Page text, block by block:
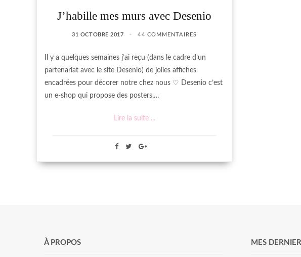
J’habille mes murs avec Desenio
31 OCTOBRE 2017 44 COMMENTAIRES
Il y a quelques semaines j’ai reçu (dans le cadre d’un
partenariat avec le site Desenio) de jolies affiches
encadrées pour décorer notre chez nous ♡ Desenio c’est
un e-shop qui propose des posters,…
Lire la suite ...
À PROPOS MES